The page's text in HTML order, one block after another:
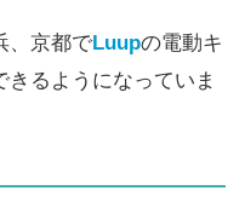
、京都でLuupの電動キ
るようになっていま